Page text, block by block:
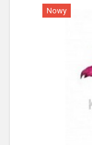
Nowy